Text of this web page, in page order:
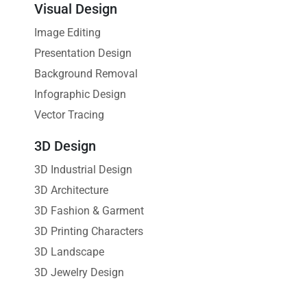
Visual Design
Image Editing
Presentation Design
Background Removal
Infographic Design
Vector Tracing
3D Design
3D Industrial Design
3D Architecture
3D Fashion & Garment
3D Printing Characters
3D Landscape
3D Jewelry Design